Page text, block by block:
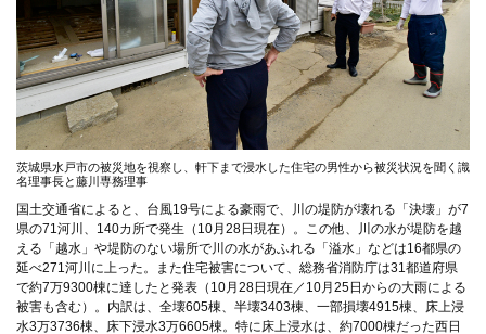
茨城県水戸市の被災地を視察し、軒下まで浸水した住宅の男性から被災状況を聞く識
名理事長と藤川専務理事
国土交通省によると、台風19号による豪雨で、川の堤防が壊れる「決壊」が7
県の71河川、140カ所で発生（10月28日現在）。この他、川の水が堤防を越
える「越水」や堤防のない場所で川の水があふれる「溢水」などは16都県の
延べ271河川に上った。また住宅被害について、総務省消防庁は31都道府県
で約7万9300棟に達したと発表（10月28日現在／10月25日からの大雨による
被害も含む）。内訳は、全壊605棟、半壊3403棟、一部損壊4915棟、床上浸
水3万3736棟、床下浸水3万6605棟。特に床上浸水は、約7000棟だった西日